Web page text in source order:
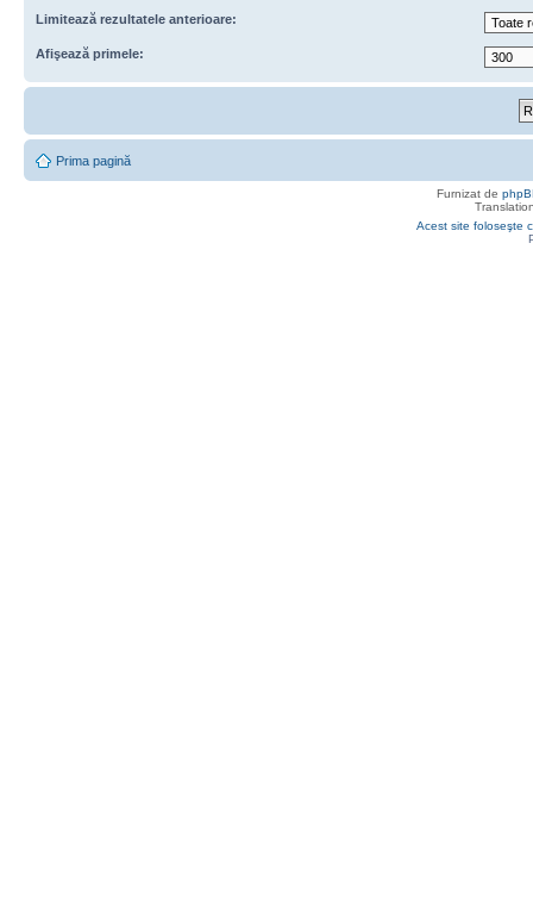
Limitează rezultatele anterioare:
Afişează primele:
Prima pagină
Furnizat de
Acest site foloseşte